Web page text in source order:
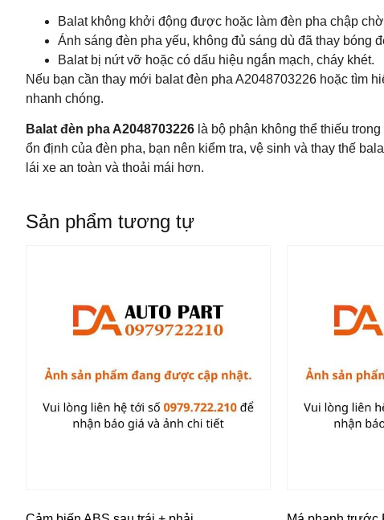
Balat không khởi động được hoặc làm đèn pha chập
Ánh sáng đèn pha yếu, không đủ sáng dù đã thay bóng
Balat bị nứt vỡ hoặc có dấu hiệu ngắn mạch, cháy khét.
Nếu bạn cần thay mới balat đèn pha A2048703226 hoặc tìm
nhanh chóng.
Balat đèn pha A2048703226 là bộ phận không thể thiếu
ổn định của đèn pha, bạn nên kiểm tra, vệ sinh và thay thế
lái xe an toàn và thoải mái hơn.
Sản phẩm tương tự